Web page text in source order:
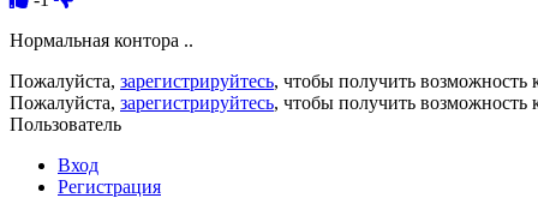
Нормальная контора ..
Пожалуйста, зарегистрируйтесь, чтобы получить возможность
Пожалуйста, зарегистрируйтесь, чтобы получить возможность
Пользователь
Вход
Регистрация